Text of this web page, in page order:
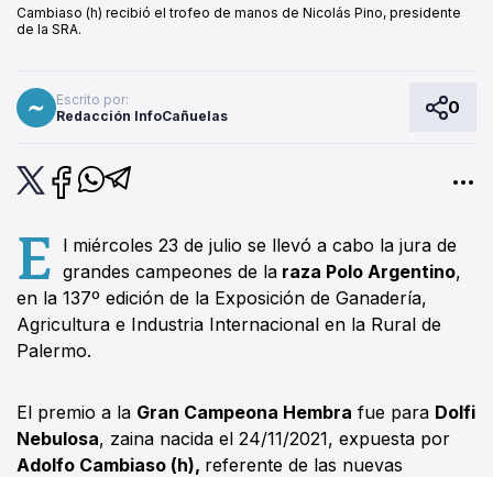
Cambiaso (h) recibió el trofeo de manos de Nicolás Pino, presidente
de la SRA.
Escrito por:
Redacción InfoCañuelas
0
E l miércoles 23 de julio se llevó a cabo la jura de
grandes campeones de la raza Polo Argentino,
en la 137º edición de la Exposición de Ganadería,
Agricultura e Industria Internacional en la Rural de
Palermo.
El premio a la Gran Campeona Hembra fue para Dolfi
Nebulosa, zaina nacida el 24/11/2021, expuesta por
Adolfo Cambiaso (h), referente de las nuevas